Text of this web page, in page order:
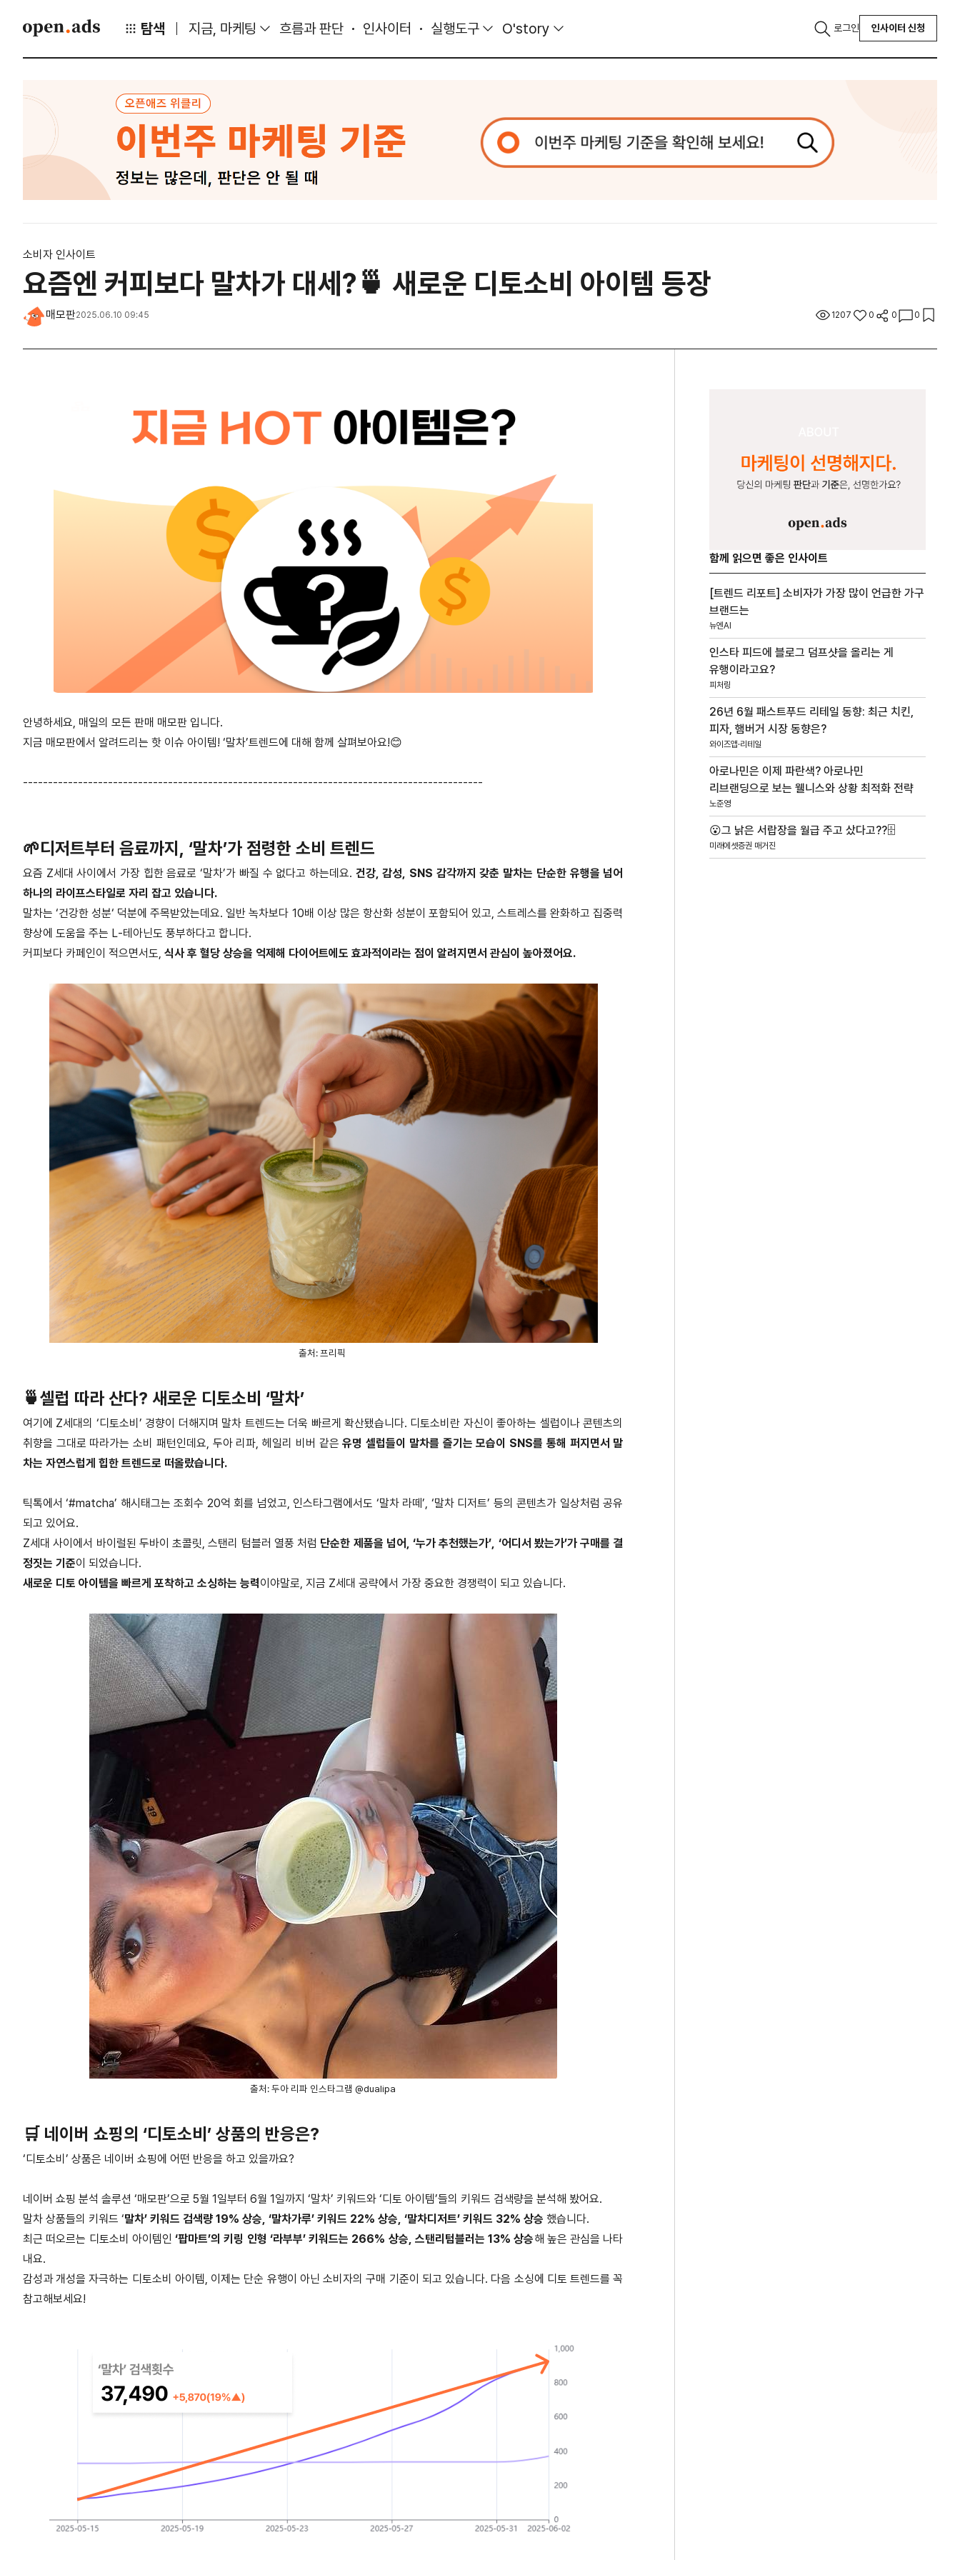
탐색 지금, 마케팅 흐름과 판단 인사이터 실행도구 O'story 로그인 인사이터 신청
소비자 인사이트
요즘엔 커피보다 말차가 대세?🍵 새로운 디토소비 아이템 등장
매모판2025.06.10 09:45 1207 0 0 0
안녕하세요, 매일의 모든 판매 매모판 입니다.
지금 매모판에서 알려드리는 핫 이슈 아이템! ‘말차’트렌드에 대해 함께 살펴보아요!😊
--------------------------------------------------------------------------------------------
🌱디저트부터 음료까지, ‘말차’가 점령한 소비 트렌드
요즘 Z세대 사이에서 가장 힙한 음료로 ‘말차’가 빠질 수 없다고 하는데요. 건강, 감성, SNS 감각까지 갖춘 말차는 단순한 유행을 넘어
하나의 라이프스타일로 자리 잡고 있습니다. ​
말차는 ‘건강한 성분‘ 덕분에 주목받았는데요. 일반 녹차보다 10배 이상 많은 항산화 성분이 포함되어 있고, 스트레스를 완화하고 집중력
향상에 도움을 주는 L-테아닌도 풍부하다고 합니다.
커피보다 카페인이 적으면서도, 식사 후 혈당 상승을 억제해 다이어트에도 효과적이라는 점이 알려지면서 관심이 높아졌어요.
출처: 프리픽
🍵셀럽 따라 산다? 새로운 디토소비 ‘말차’
여기에 Z세대의 ‘디토소비’ 경향이 더해지며 말차 트렌드는 더욱 빠르게 확산됐습니다. 디토소비란 자신이 좋아하는 셀럽이나 콘텐츠의
취향을 그대로 따라가는 소비 패턴인데요, 두아 리파, 헤일리 비버 같은유명 셀럽들이 말차를 즐기는 모습이 SNS를 통해 퍼지면서 말
차는 자연스럽게 힙한 트렌드로 떠올랐습니다.
틱톡에서 ‘#matcha’ 해시태그는 조회수 20억 회를 넘었고, 인스타그램에서도 ‘말차 라떼’, ‘말차 디저트’ 등의 콘텐츠가 일상처럼 공유
되고 있어요.
Z세대 사이에서 바이럴된 두바이 초콜릿, 스탠리 텀블러 열풍 처럼 단순한 제품을 넘어, ‘누가 추천했는가’, ‘어디서 봤는가’가 구매를 결
정짓는 기준이 되었습니다.
새로운 디토 아이템을 빠르게 포착하고 소싱하는 능력이야말로, 지금 Z세대 공략에서 가장 중요한 경쟁력이 되고 있습니다.
출처: 두아 리파 인스타그램 @dualipa
🛒 네이버 쇼핑의 ‘디토소비’ 상품의 반응은?
‘디토소비’ 상품은 네이버 쇼핑에 어떤 반응을 하고 있을까요?
네이버 쇼핑 분석 솔루션 ‘매모판’으로 5월 1일부터 6월 1일까지 ‘말차’ 키워드와 ‘디토 아이템’들의 키워드 검색량을 분석해 봤어요.
말차 상품들의 키워드 ‘말차’ 키워드 검색량 19% 상승, ‘말차가루’ 키워드 22% 상승, ‘말차디저트’ 키워드 32% 상승 했습니다.
최근 떠오르는 디토소비 아이템인‘팝마트’의 키링 인형 ‘라부부’ 키워드는 266% 상승, 스탠리텀블러는 13% 상승해 높은 관심을 나타
내요.
감성과 개성을 자극하는 디토소비 아이템, 이제는 단순 유행이 아닌 소비자의 구매 기준이 되고 있습니다. 다음 소싱에 디토 트렌드를 꼭
참고해보세요!
함께 읽으면 좋은 인사이트
[트렌드 리포트] 소비자가 가장 많이 언급한 가구
브랜드는
뉴엔AI
인스타 피드에 블로그 덤프샷을 올리는 게
유행이라고요?
피처링
26년 6월 패스트푸드 리테일 동향: 최근 치킨,
피자, 햄버거 시장 동향은?
와이즈앱·리테일
아로나민은 이제 파란색? 아로나민
리브랜딩으로 보는 웰니스와 상황 최적화 전략
노준영
😮그 낡은 서랍장을 월급 주고 샀다고??🗄️
미래에셋증권 매거진